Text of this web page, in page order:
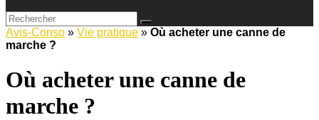
Avis-Conso » Vie pratique » Où acheter une canne de
marche ?
Où acheter une canne de
marche ?